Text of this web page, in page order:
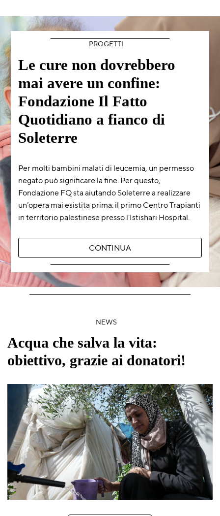
PROGETTI
Le cure non dovrebbero
mai avere un confine:
Fondazione Il Fatto
Quotidiano a fianco di
Soleterre
Per molti bambini malati di leucemia, un permesso
negato può significare la fine. Per questo,
Fondazione FQ sta aiutando Soleterre a realizzare
un’opera mai esistita prima: il primo Centro Trapianti
in territorio palestinese presso l'Istishari Hospital.
CONTINUA
NEWS
Acqua che salva la vita:
obiettivo, grazie ai donatori!